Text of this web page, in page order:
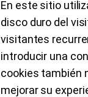
En este sitio
disco duro del
visitantes
introducir una
cookies también
mejorar su